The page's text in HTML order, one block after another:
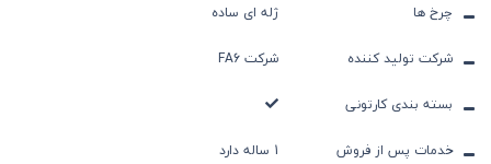
چرخ ها
ژله ای ساده
شرکت تولید کننده
شرکت FA6
بسته بندی کارتونی
خدمات پس از فروش
1 ساله دارد